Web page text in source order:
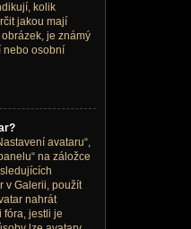
kolik
jakou mají
je známý
nebo osobní
avataru“,
na záložce
v Galerii, použít
nahrát
fóra, jestli je